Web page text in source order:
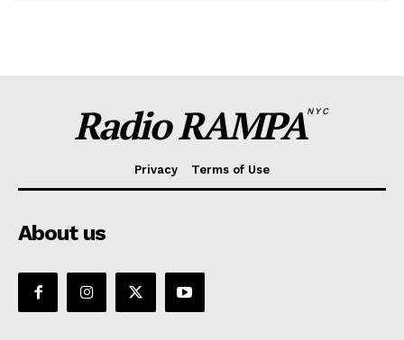
Radio RAMPANYC
Privacy Terms of Use
About us